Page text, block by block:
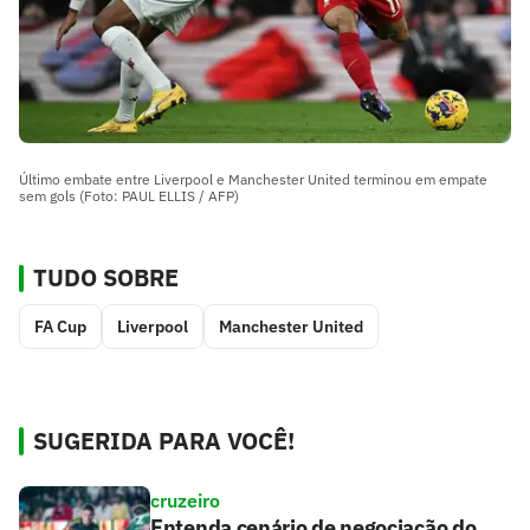
Último embate entre Liverpool e Manchester United terminou em empate
sem gols (Foto: PAUL ELLIS / AFP)
TUDO SOBRE
FA Cup Liverpool Manchester United
SUGERIDA PARA VOCÊ!
cruzeiro